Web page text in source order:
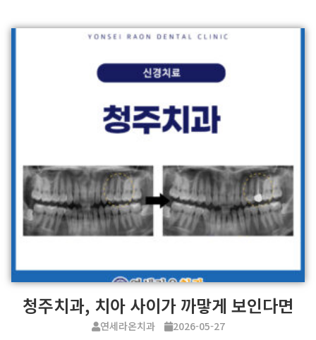
청주치과, 치아 사이가 까맣게 보인다면
연세라온치과 2026-05-27